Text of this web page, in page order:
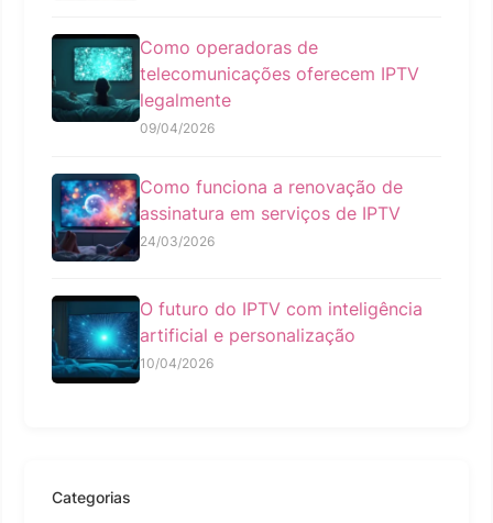
Como operadoras de
telecomunicações oferecem IPTV
legalmente
09/04/2026
Como funciona a renovação de
assinatura em serviços de IPTV
24/03/2026
O futuro do IPTV com inteligência
artificial e personalização
10/04/2026
Categorias